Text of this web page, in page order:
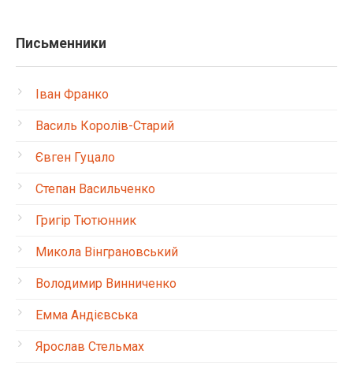
Письменники
Іван Франко
Василь Королів-Старий
Євген Гуцало
Степан Васильченко
Григір Тютюнник
Микола Вінграновський
Володимир Винниченко
Емма Андієвська
Ярослав Стельмах